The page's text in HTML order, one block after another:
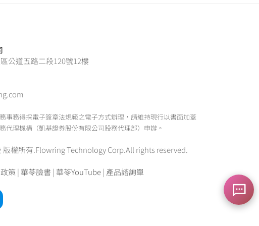
公道五路二段120號12樓
事務得採電子簽章法規範之電子方式辦理，請維持現行以書面加蓋
代理機構（凱基證券股份有限公司股務代理部）申辦。
版權所有.Flowring Technology Corp.All rights reserved.
策 | 華苓臉書 | 華苓YouTube| 產品諮詢單